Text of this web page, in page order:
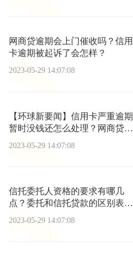
网商贷逾期会上门催收吗？信用
卡逾期被起诉了会怎样？
2023-05-29 14:07:08
【环球新要闻】信用卡严重逾期
暂时没钱还怎么处理？网商贷几
2023-05-29 14:07:08
信托委托人资格的要求有哪几
点？委托和信托贷款的区别表现
2023-05-29 14:07:08